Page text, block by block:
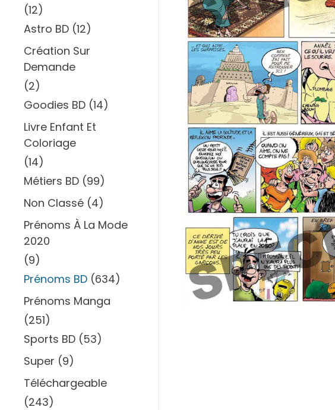
(12)
Astro BD (12)
Création Sur
Demande
(2)
Goodies BD (14)
Livre Enfant Et
Coloriage
(14)
Métiers BD (99)
Non Classé (4)
Prénoms À La Mode
2020
(9)
Prénoms BD (634)
Prénoms Manga
(251)
Sports BD (53)
Super (9)
Téléchargeable
(243)